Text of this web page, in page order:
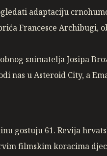
adaptaciju
Francesce Archibugi,
snimatelja Josipa
nas u Asteroid City, a
gostuju 61. Revija
filmskim koracima